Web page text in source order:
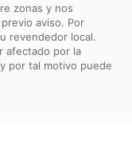
zonas y nos
aviso. Por
revendedor local.
afectado por la
por tal motivo puede